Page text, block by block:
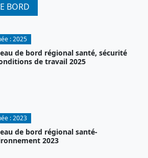
BORD
:2025
de bord régional santé, sécurité
de travail 2025
:2023
de bord régional santé-
2023